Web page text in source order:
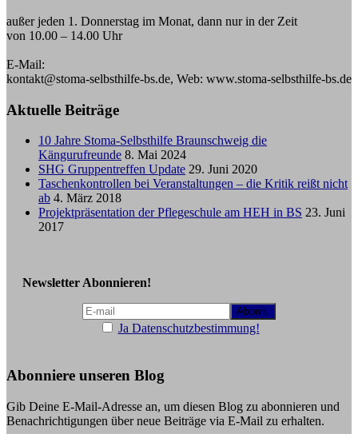
außer jeden 1. Donnerstag im Monat, dann nur in der Zeit
von 10.00 – 14.00 Uhr
E-Mail:
kontakt@stoma-selbsthilfe-bs.de, Web: www.stoma-selbsthilfe-bs.de
Aktuelle Beiträge
10 Jahre Stoma-Selbsthilfe Braunschweig die
Kängurufreunde 8. Mai 2024
SHG Gruppentreffen Update 29. Juni 2020
Taschenkontrollen bei Veranstaltungen – die Kritik reißt nicht
ab 4. März 2018
Projektpräsentation der Pflegeschule am HEH in BS 23. Juni
2017
Newsletter Abonnieren!
Ja Datenschutzbestimmung!
Abonniere unseren Blog
Gib Deine E-Mail-Adresse an, um diesen Blog zu abonnieren und
Benachrichtigungen über neue Beiträge via E-Mail zu erhalten.